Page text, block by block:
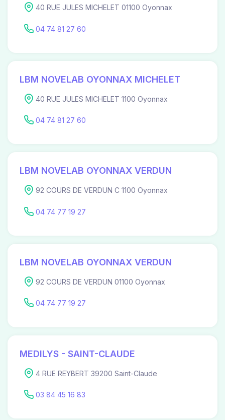
40 RUE JULES MICHELET 01100 Oyonnax
04 74 81 27 60
LBM NOVELAB OYONNAX MICHELET
40 RUE JULES MICHELET 1100 Oyonnax
04 74 81 27 60
LBM NOVELAB OYONNAX VERDUN
92 COURS DE VERDUN C 1100 Oyonnax
04 74 77 19 27
LBM NOVELAB OYONNAX VERDUN
92 COURS DE VERDUN 01100 Oyonnax
04 74 77 19 27
MEDILYS - SAINT-CLAUDE
4 RUE REYBERT 39200 Saint-Claude
03 84 45 16 83